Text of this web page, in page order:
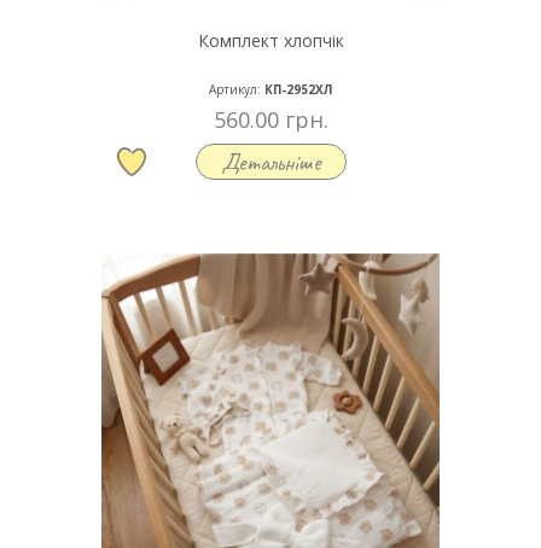
Комплект хлопчік
Артикул: КП-2952ХЛ
560.00 грн.
Детальніше